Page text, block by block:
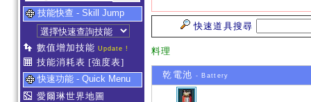
技能快查 - Skill Jump
數值增加技能 Update !
技能消耗表 [強度表]
快速功能 - Quick Menu
愛爾琳世界地圖
快速道具搜尋
料理
乾電池 - Battery